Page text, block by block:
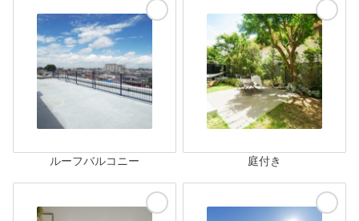
ルーフバルコニー 庭付き